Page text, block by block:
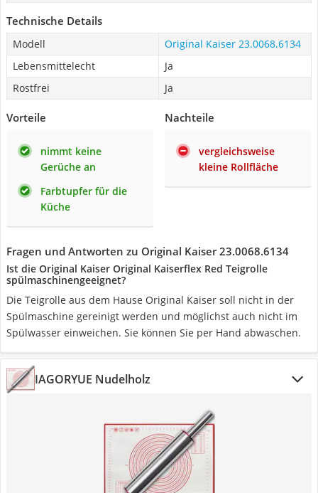
Technische Details
Modell
Original Kaiser 23.0068.6134
Lebensmittelecht
Ja
Rostfrei
Ja
Vorteile
nimmt keine
Gerüche an
Farbtupfer für die
Küche
Nachteile
vergleichsweise
kleine Rollfläche
Fragen und Antworten zu Original Kaiser 23.0068.6134
Ist die Original Kaiser Original Kaiserflex Red Teigrolle
spülmaschinengeeignet?
Die Teigrolle aus dem Hause Original Kaiser soll nicht in der
Spülmaschine gereinigt werden und möglichst auch nicht im
Spülwasser einweichen. Sie können Sie per Hand abwaschen.
IAGORYUE Nudelholz